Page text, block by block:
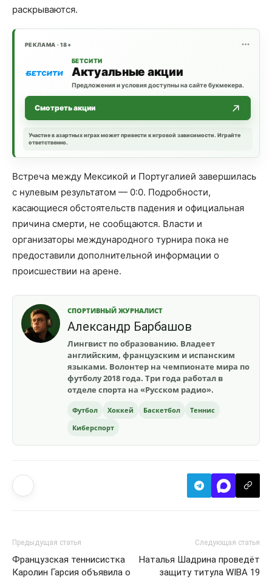
раскрываются.
РЕКЛАМА · 18+
БЕТСИТИ
Актуальные акции
Предложения и условия доступны на сайте букмекера.
Смотреть акции
Участие в азартных играх может привести к игровой зависимости. Играйте
ответственно.
Встреча между Мексикой и Португалией завершилась
с нулевым результатом — 0:0. Подробности,
касающиеся обстоятельств падения и официальная
причина смерти, не сообщаются. Власти и
организаторы международного турнира пока не
предоставили дополнительной информации о
происшествии на арене.
СПОРТИВНЫЙ ЖУРНАЛИСТ
Александр Барбашов
Лингвист по образованию. Владеет
английским, французским и испанским
языками. Волонтер на чемпионате мира по
футболу 2018 года. Три года работал в
отделе спорта на «Русском радио».
Футбол Хоккей Баскетбол
Теннис
Киберспорт
Предыдущая статья
Французская теннисистка
Каролин Гарсия объявила о
Следующая статья
Наталья Шадрина проведёт
защиту титула WIBA 19